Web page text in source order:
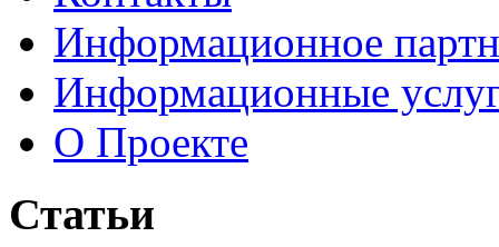
Информационное
Информационные
О Проекте
Статьи